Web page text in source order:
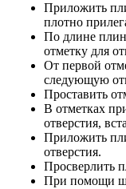
Приложить
плотно
По длине
отметку для
От первой
следующую
Проставить
В отметках
отверстия,
Приложить
отверстия.
Просверлить
При помощи